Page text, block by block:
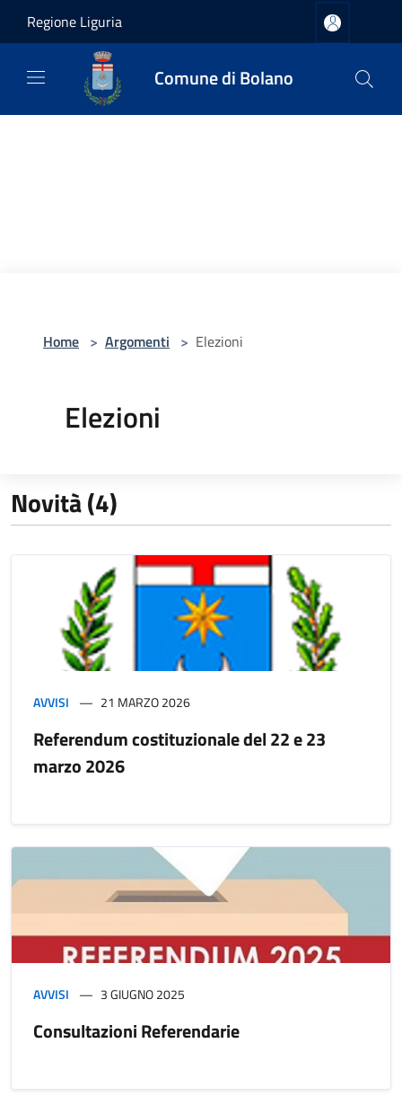
Regione Liguria
Comune di Bolano
Home > Argomenti > Elezioni
Elezioni
Novità (4)
AVVISI 21 MARZO 2026
Referendum costituzionale del 22 e 23
marzo 2026
AVVISI 3 GIUGNO 2025
Consultazioni Referendarie